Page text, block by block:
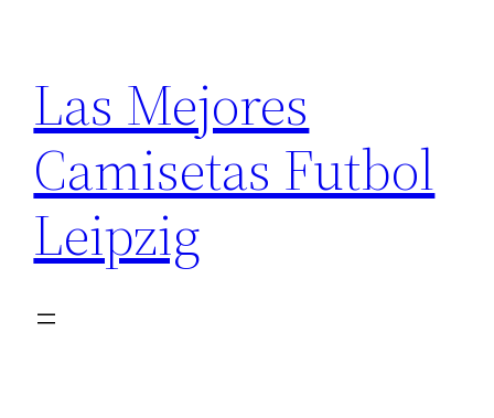
contenido
Las Mejores
Camisetas Futbol
Leipzig